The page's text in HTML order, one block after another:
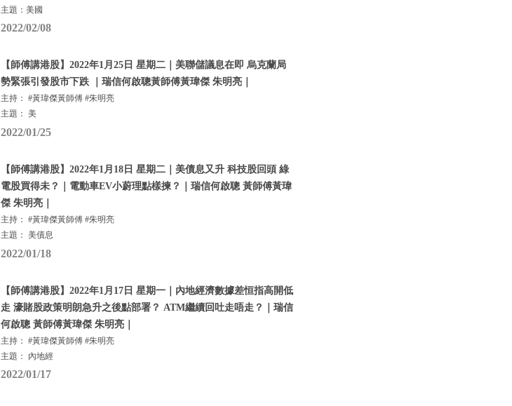
主題：美國
2022/02/08
【師傅講港股】2022年1月25日 星期二｜美聯儲議息在即 烏克蘭局
勢緊張引發股市下跌 ｜瑞信何啟聰黃師傅黃瑋傑 朱明亮｜
主持： #黃瑋傑黃師傅 #朱明亮
主題： 美
2022/01/25
【師傅講港股】2022年1月18日 星期二｜美債息又升 科技股回頭 綠
電股買得未？｜電動車EV小蔚理點樣揀？｜瑞信何啟聰 黃師傅黃瑋
傑 朱明亮｜
主持： #黃瑋傑黃師傅 #朱明亮
主題： 美債息
2022/01/18
【師傅講港股】2022年1月17日 星期一｜內地經濟數據差恒指高開低
走 濠賭股政策明朗急升之後點部署？ ATM繼續回吐走唔走？｜瑞信
何啟聰 黃師傅黃瑋傑 朱明亮｜
主持： #黃瑋傑黃師傅 #朱明亮
主題： 內地經
2022/01/17